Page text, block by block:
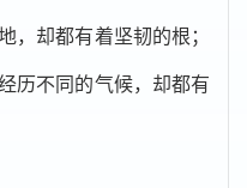
，却都有着坚韧的根；
历不同的气候，却都有